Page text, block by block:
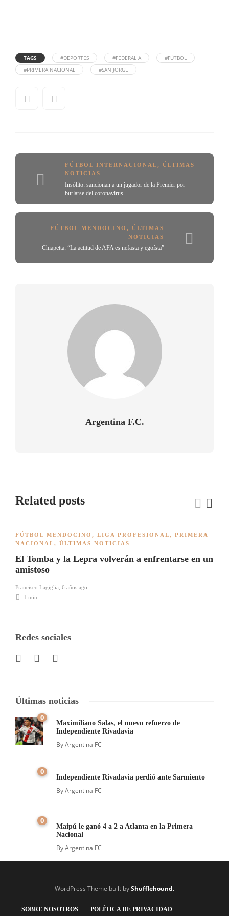
TAGS #DEPORTES #FEDERAL A
#FÚTBOL
#PRIMERA NACIONAL
#SAN JORGE
FÚTBOL INTERNACIONAL, ÚLTIMAS
NOTICIAS
Insólito: sancionan a un jugador de la Premier por
burlarse del coronavirus
FÚTBOL MENDOCINO , ÚLTIMAS
NOTICIAS
Chiapetta: “La actitud de AFA es nefasta y egoísta”
Argentina F.C.
Related posts
FÚTBOL MENDOCINO , LIGA PROFESIONAL, PRIMERA
NACIONAL, ÚLTIMAS NOTICIAS
El Tomba y la Lepra volverán a enfrentarse en un
amistoso
Francisco Lagiglia 6 años ago
1 min
Redes sociales
Últimas noticias
0
Maximiliano Salas, el nuevo refuerzo de
Independiente Rivadavia
ByArgentina FC
0
Independiente Rivadavia perdió ante Sarmiento
ByArgentina FC
0
Maipú le ganó 4 a 2 a Atlanta en la Primera
Nacional
ByArgentina FC
WordPress Theme built byShufflehound.
SOBRE NOSOTROS POLÍTICA DE PRIVACIDAD